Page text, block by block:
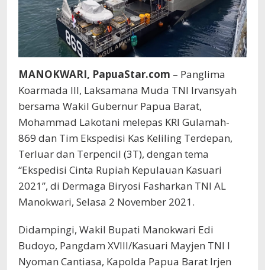
MANOKWARI, PapuaStar.com – Panglima
Koarmada III, Laksamana Muda TNI Irvansyah
bersama Wakil Gubernur Papua Barat,
Mohammad Lakotani melepas KRI Gulamah-
869 dan Tim Ekspedisi Kas Keliling Terdepan,
Terluar dan Terpencil (3T), dengan tema
“Ekspedisi Cinta Rupiah Kepulauan Kasuari
2021”, di Dermaga Biryosi Fasharkan TNI AL
Manokwari, Selasa 2 November 2021.
Didampingi, Wakil Bupati Manokwari Edi
Budoyo, Pangdam XVIII/Kasuari Mayjen TNI I
Nyoman Cantiasa, Kapolda Papua Barat Irjen